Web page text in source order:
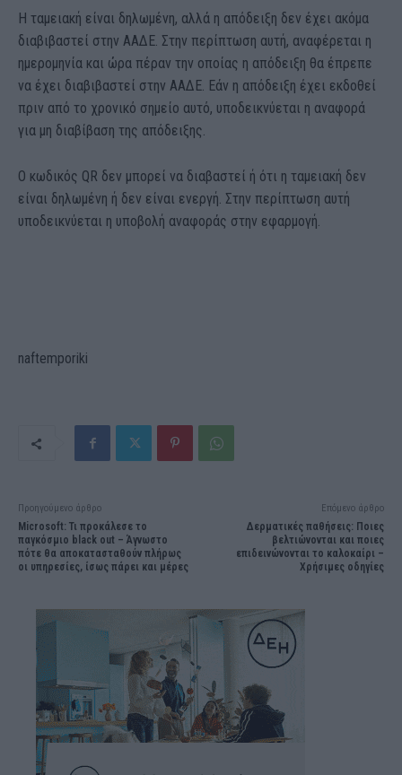
Η ταμειακή είναι δηλωμένη, αλλά η απόδειξη δεν έχει ακόμα
διαβιβαστεί στην ΑΑΔΕ. Στην περίπτωση αυτή, αναφέρεται η
ημερομηνία και ώρα πέραν την οποίας η απόδειξη θα έπρεπε
να έχει διαβιβαστεί στην ΑΑΔΕ. Εάν η απόδειξη έχει εκδοθεί
πριν από το χρονικό σημείο αυτό, υποδεικνύεται η αναφορά
για μη διαβίβαση της απόδειξης.
Ο κωδικός QR δεν μπορεί να διαβαστεί ή ότι η ταμειακή δεν
είναι δηλωμένη ή δεν είναι ενεργή. Στην περίπτωση αυτή
υποδεικνύεται η υποβολή αναφοράς στην εφαρμογή.
naftemporiki
Προηγούμενο άρθρο
Microsoft: Τι προκάλεσε το
παγκόσμιο black out – Άγνωστο
πότε θα αποκατασταθούν πλήρως
οι υπηρεσίες, ίσως πάρει και μέρες
Επόμενο άρθρο
Δερματικές παθήσεις: Ποιες
βελτιώνονται και ποιες
επιδεινώνονται το καλοκαίρι –
Χρήσιμες οδηγίες